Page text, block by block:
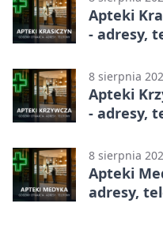
Apteki
- adresy,
8 sierpnia
Apteki
- adresy,
8 sierpnia
Apteki
adresy,